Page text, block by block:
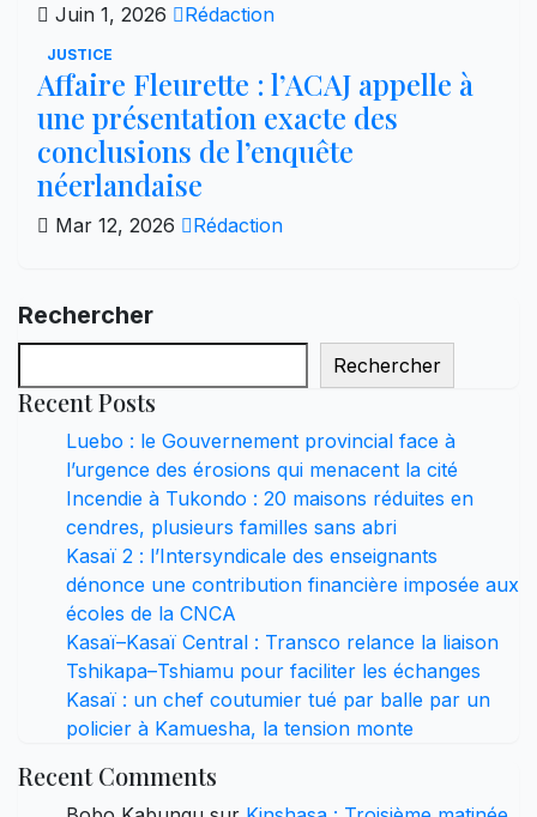
Juin 1, 2026 Rédaction
JUSTICE
Affaire Fleurette : l’ACAJ appelle à
une présentation exacte des
conclusions de l’enquête
néerlandaise
Mar 12, 2026 Rédaction
Rechercher
Rechercher
Recent Posts
Luebo : le Gouvernement provincial face à
l’urgence des érosions qui menacent la cité
Incendie à Tukondo : 20 maisons réduites en
cendres, plusieurs familles sans abri
Kasaï 2 : l’Intersyndicale des enseignants
dénonce une contribution financière imposée aux
écoles de la CNCA
Kasaï–Kasaï Central : Transco relance la liaison
Tshikapa–Tshiamu pour faciliter les échanges
Kasaï : un chef coutumier tué par balle par un
policier à Kamuesha, la tension monte
Recent Comments